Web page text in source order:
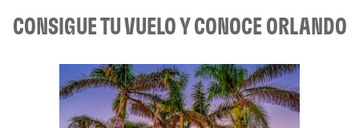
CONSIGUE TU VUELO Y CONOCE ORLANDO